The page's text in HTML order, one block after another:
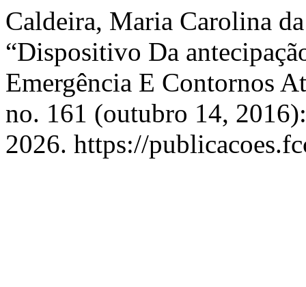
Caldeira, Maria Carolina
“Dispositivo Da
Emergência E Contornos
no. 161 (outubro 14,
2026. https://